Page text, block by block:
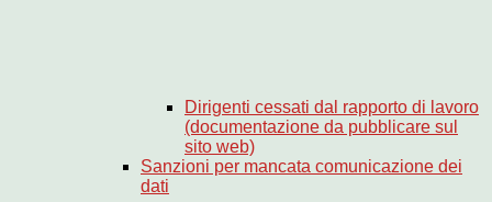
Dirigenti cessati dal rapporto di lavoro
(documentazione da pubblicare sul
sito web)
Sanzioni per mancata comunicazione dei
dati